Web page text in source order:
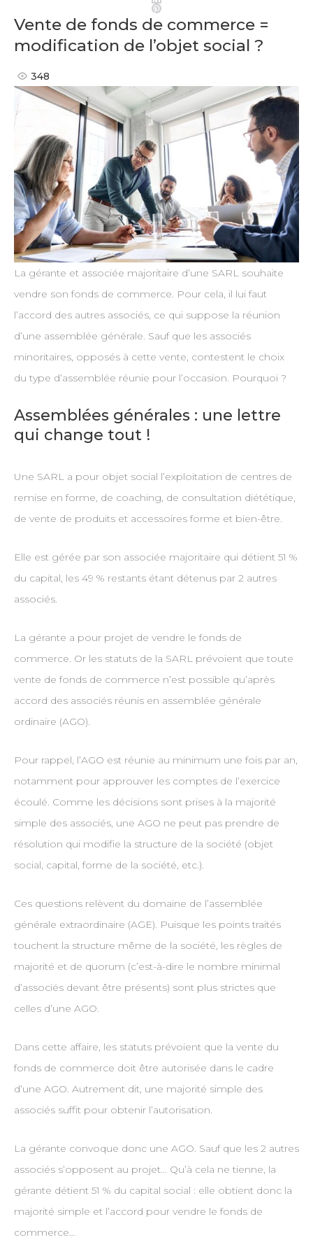
Pinterest
Vente de fonds de commerce =
modification de l’objet social ?
348
La gérante et associée majoritaire d’une SARL souhaite
vendre son fonds de commerce. Pour cela, il lui faut
l’accord des autres associés, ce qui suppose la réunion
d’une assemblée générale. Sauf que les associés
minoritaires, opposés à cette vente, contestent le choix
du type d’assemblée réunie pour l’occasion. Pourquoi ?
Assemblées générales : une lettre
qui change tout !
Une SARL a pour objet social l’exploitation de centres de
remise en forme, de coaching, de consultation diététique,
de vente de produits et accessoires forme et bien-être.
Elle est gérée par son associée majoritaire qui détient 51 %
du capital, les 49 % restants étant détenus par 2 autres
associés.
La gérante a pour projet de vendre le fonds de
commerce. Or les statuts de la SARL prévoient que toute
vente de fonds de commerce n’est possible qu’après
accord des associés réunis en assemblée générale
ordinaire (AGO).
Pour rappel, l’AGO est réunie au minimum une fois par an,
notamment pour approuver les comptes de l’exercice
écoulé. Comme les décisions sont prises à la majorité
simple des associés, une AGO ne peut pas prendre de
résolution qui modifie la structure de la société (objet
social, capital, forme de la société, etc.).
Ces questions relèvent du domaine de l’assemblée
générale extraordinaire (AGE). Puisque les points traités
touchent la structure même de la société, les règles de
majorité et de quorum (c’est-à-dire le nombre minimal
d’associés devant être présents) sont plus strictes que
celles d’une AGO.
Dans cette affaire, les statuts prévoient que la vente du
fonds de commerce doit être autorisée dans le cadre
d’une AGO. Autrement dit, une majorité simple des
associés suffit pour obtenir l’autorisation.
La gérante convoque donc une AGO. Sauf que les 2 autres
associés s’opposent au projet… Qu’à cela ne tienne, la
gérante détient 51 % du capital social : elle obtient donc la
majorité simple et l’accord pour vendre le fonds de
commerce…